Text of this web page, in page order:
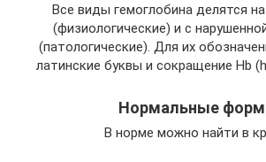
Все виды гемоглобина делятся
(физиологические) и с
(патологические). Для их
латинские буквы и сокращение Hb
Нормальные
В норме можно найти в